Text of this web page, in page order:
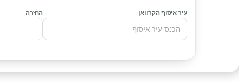
עיר איסוף הקרוואן החזרה